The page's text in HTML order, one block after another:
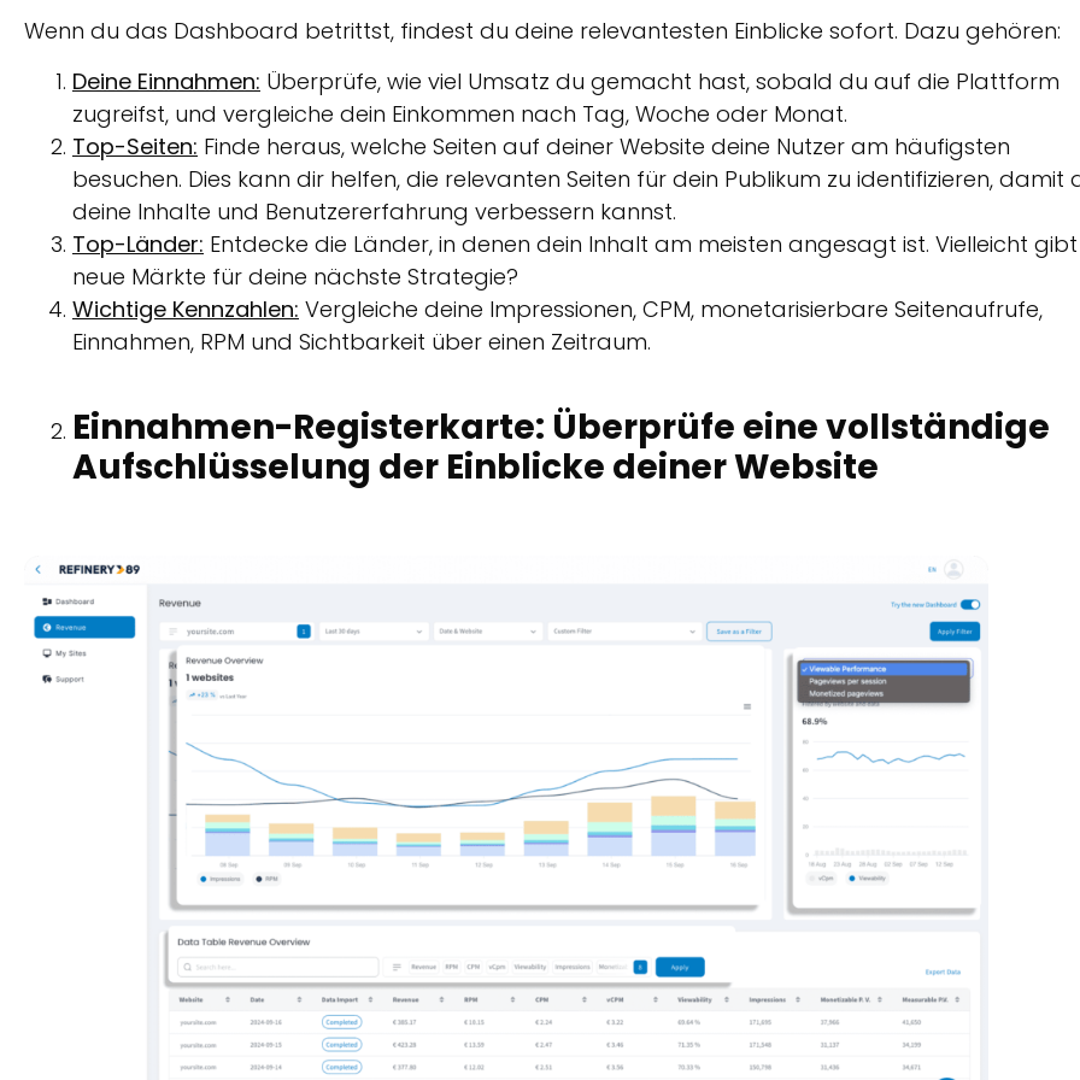
Wenn du das Dashboard betrittst, findest du deine relevantesten Einblicke sofort. Dazu gehören:
Deine Einnahmen: Überprüfe, wie viel Umsatz du gemacht hast, sobald du auf die Plattform
zugreifst, und vergleiche dein Einkommen nach Tag, Woche oder Monat.
Top-Seiten: Finde heraus, welche Seiten auf deiner Website deine Nutzer am häufigsten
besuchen. Dies kann dir helfen, die relevanten Seiten für dein Publikum zu identifizieren, damit
deine Inhalte und Benutzererfahrung verbessern kannst.
Top-Länder: Entdecke die Länder, in denen dein Inhalt am meisten angesagt ist. Vielleicht
neue Märkte für deine nächste Strategie?
Wichtige Kennzahlen: Vergleiche deine Impressionen, CPM, monetarisierbare Seitenaufrufe,
Einnahmen, RPM und Sichtbarkeit über einen Zeitraum.
Einnahmen-Registerkarte: Überprüfe eine vollständige
Aufschlüsselung der Einblicke deiner Website